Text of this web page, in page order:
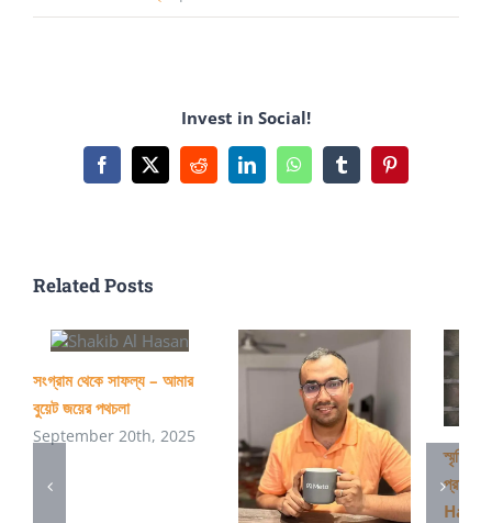
পড়বো,
Invest in Social!
Facebook
X RedditLinkedInWhatsAppTumblrPinterest
Related Posts
সংগ্রাম থেকে সাফল্য – আমার
বুয়েট জয়ের পথচলা
September 20th, 2025